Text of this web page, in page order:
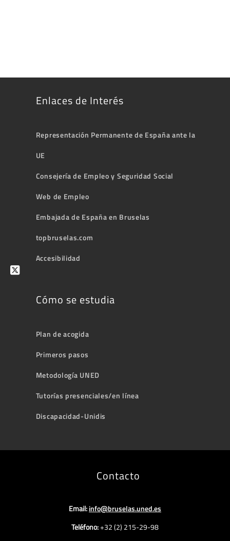
Enlaces de Interés
Representación Permanente de España ante la
UE
Consejería de Empleo y Seguridad Social
Web de Empleo
Embajada de España en Bruselas
topbruselas.com
Accesibilidad
Cómo se estudia
Plan de acogida
Primeros pasos
Metodología UNED
Tutorías presenciales/en línea
Discapacidad-Unidis
Contacto
Email:info@bruselas.uned.es
Teléfono:+32 (2) 215-29-98